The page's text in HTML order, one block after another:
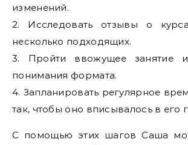
изменений.
2. Исследовать отзывы о
несколько подходящих.
3. Пройти ввожущее занятие
понимания формата.
4. Запланировать регулярное
так, чтобы оно вписывалось в его
С помощью этих шагов Саша